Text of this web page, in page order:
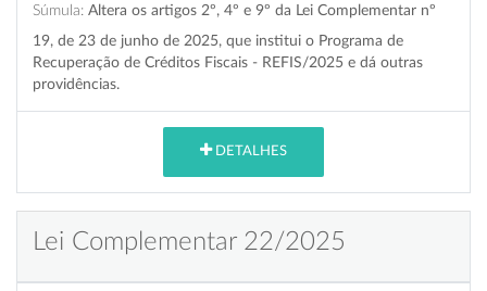
Súmula: Altera os artigos 2º, 4º e 9º da Lei Complementar nº
19, de 23 de junho de 2025, que institui o Programa de
Recuperação de Créditos Fiscais - REFIS/2025 e dá outras
providências.
DETALHES
Lei Complementar 22/2025